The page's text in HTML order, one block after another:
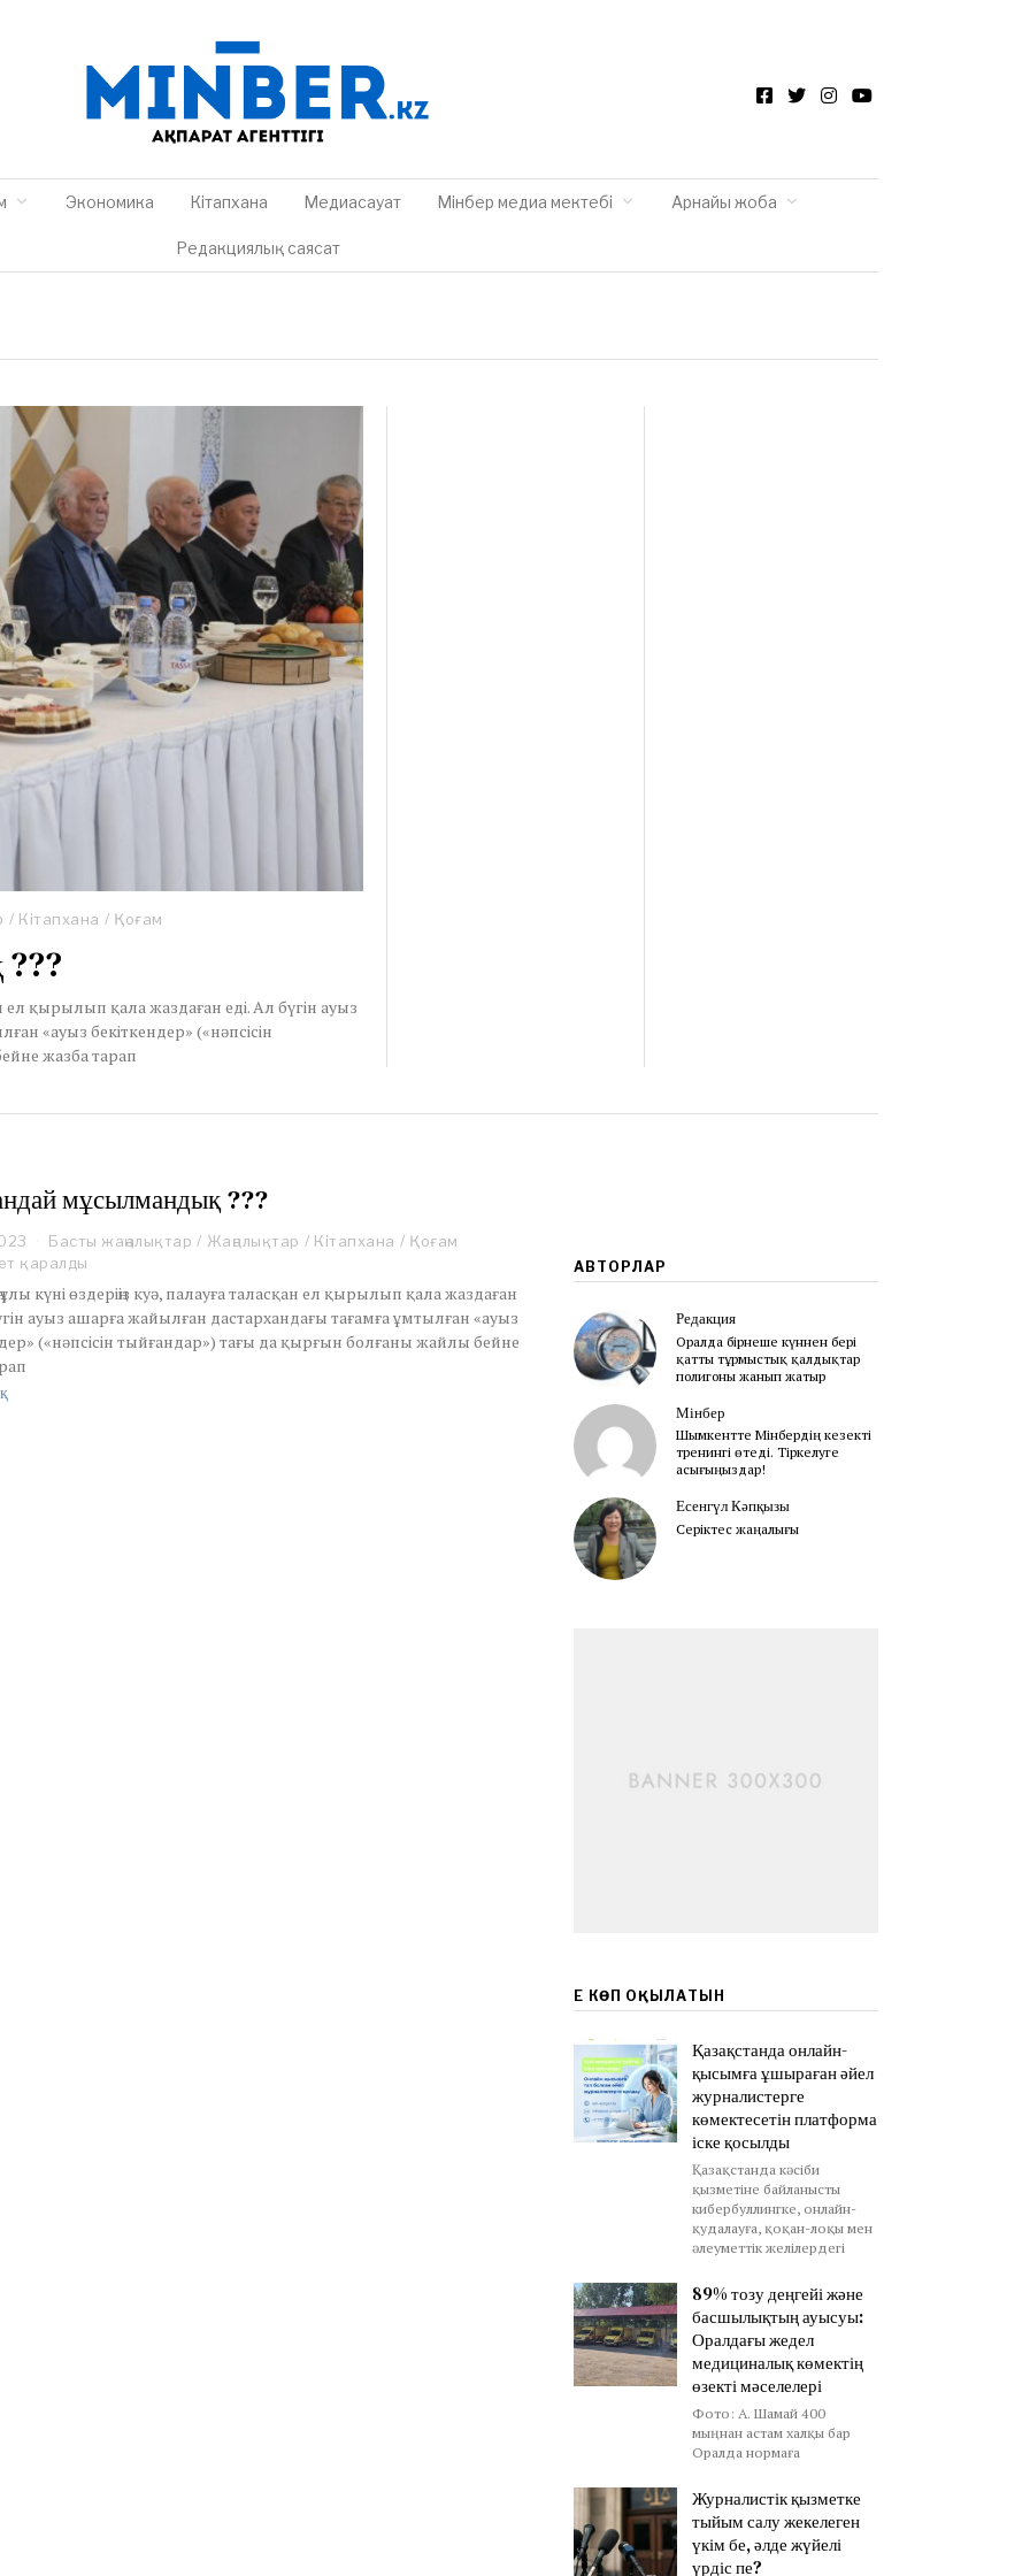
Экономика Кітапхана Медиасауат Мінбер медиа мектебі Арнайы жоба
Редакциялық саясат
/ Кітапхана / Қоғам
ел қырылып қала жаздаған еді. Ал бүгін ауыз
«ауыз бекіткендер» («нәпсісін
жазба тарап
мұсылмандық ???
p
i
l
1
Басты жаңалықтар / Жаңалықтар / Кітапхана / Қоғам
қаралды
күні өздеріңіз куә, палауға таласқан ел қырылып қала жаздаған
ауыз ашарға жайылған дастархандағы тағамға ұмтылған «ауыз
(«нәпсісін тыйғандар») тағы да қырғын болғаны жайлы бейне
АВТОРЛАР
Редакция
Оралда бірнеше күннен бері
қатты тұрмыстық қалдықтар
полигоны жанып жатыр
Мінбер
Шымкентте Мінбердің кезекті
тренингі өтеді. Тіркелуге
асығыңыздар!
Есенгүл Кәпқызы
Серіктес жаңалығы
ЕҢ КӨП ОҚЫЛАТЫН
Қазақстанда онлайн-
қысымға ұшыраған әйел
журналистерге
көмектесетін платформа
іске қосылды
Қазақстанда кәсіби
қызметіне байланысты
кибербуллингке, онлайн-
қудалауға, қоқан-лоқы мен
әлеуметтік желілердегі
89% тозу деңгейі және
басшылықтың ауысуы:
Оралдағы жедел
медициналық көмектің
өзекті мәселелері
Фото: А. Шамай 400
мыңнан астам халқы бар
Оралда нормаға
Журналистік қызметке
тыйым салу жекелеген
үкім бе, әлде жүйелі
үрдіс пе?